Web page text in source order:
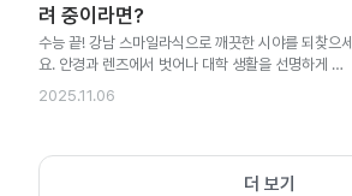
려 중이라면?
수능 끝! 강남 스마일라식으로 깨끗한 시야를 되찾으세
요. 안경과 렌즈에서 벗어나 대학 생활을 선명하게 시
작해 보세요.
2025.11.06
더 보기